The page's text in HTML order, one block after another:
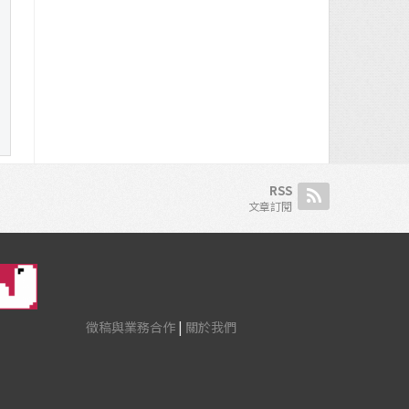
RSS
文章訂閱
徵稿與業務合作| 關於我們